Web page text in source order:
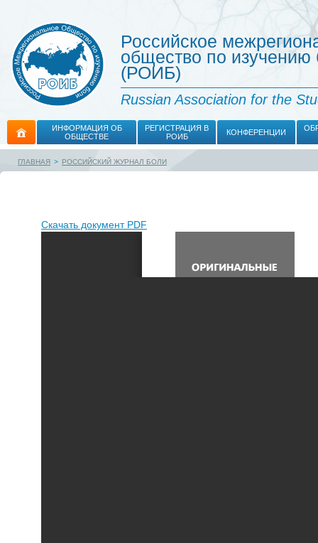
Российское
общество по изучению
(РОИБ)
Russian Association for the
ИНФОРМАЦИЯ ОБ
ОБЩЕСТВЕ
РЕГИСТРАЦИЯ В
РОИБ
КОНФЕРЕНЦИИ
ГЛАВНАЯ > РОССИЙСКИЙ ЖУРНАЛ БОЛИ
Скачать документ PDF